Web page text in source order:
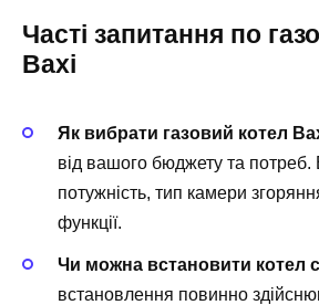
Часті запитання по
Baxi
Як вибрати газовий котел
від вашого бюджету та потреб.
потужність, тип камери
функції.
Чи можна встановити котел
встановлення повинно